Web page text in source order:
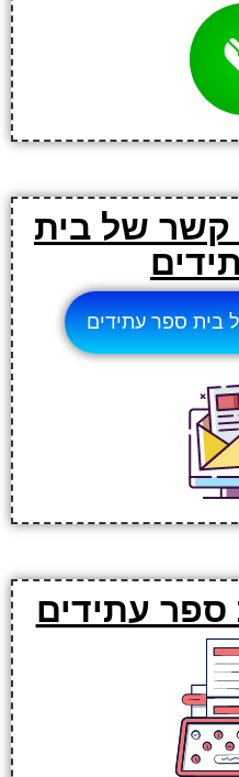
קשר של בית
ספר עתידים
עתידים